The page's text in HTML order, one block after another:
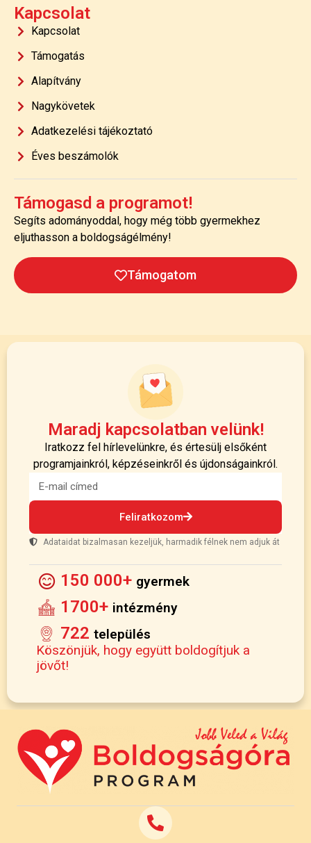
Kapcsolat
Kapcsolat
Támogatás
Alapítvány
Nagykövetek
Adatkezelési tájékoztató
Éves beszámolók
Támogasd a programot!
Segíts adományoddal, hogy még több gyermekhez
eljuthasson a boldogságélmény!
Támogatom
Maradj kapcsolatban velünk!
Iratkozz fel hírlevelünkre, és értesülj elsőként
programjainkról, képzéseinkről és újdonságainkról.
Feliratkozom
Adataidat bizalmasan kezeljük, harmadik félnek nem adjuk át
150 000+ gyermek
1700+ intézmény
722 település
Köszönjük, hogy együtt boldogítjuk a
jövőt!